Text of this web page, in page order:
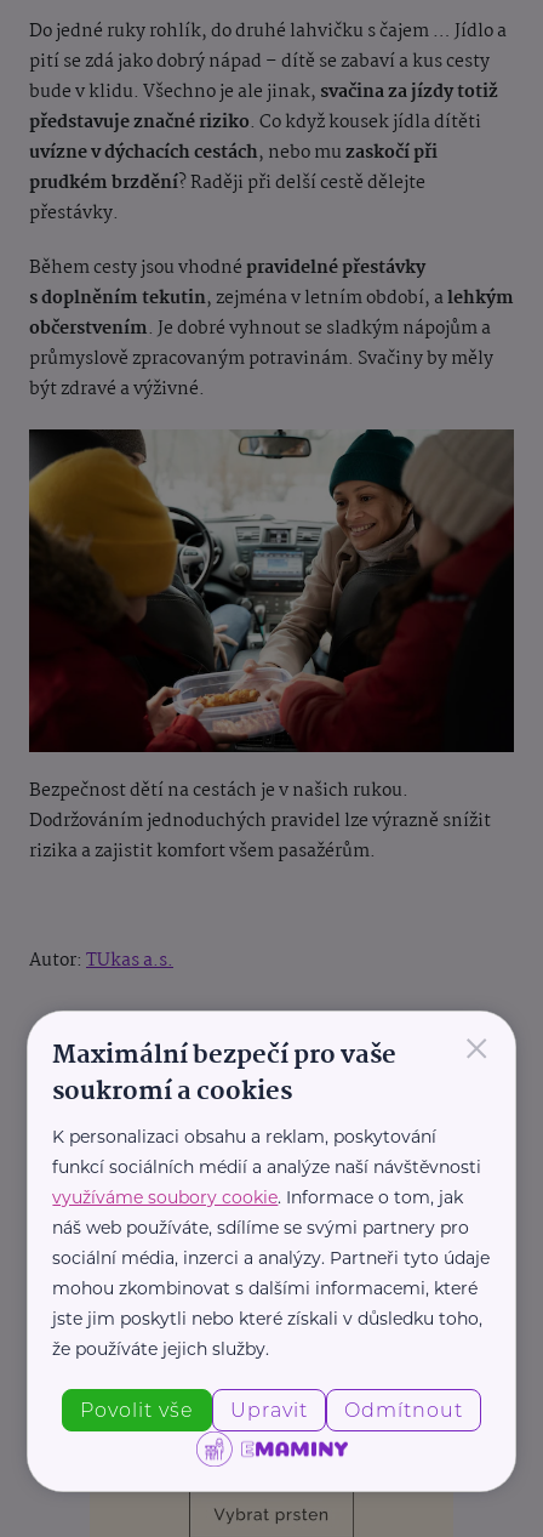
Do jedné ruky rohlík, do druhé lahvičku s čajem … Jídlo a
pití se zdá jako dobrý nápad – dítě se zabaví a kus cesty
bude v klidu. Všechno je ale jinak, svačina za jízdy totiž
představuje značné riziko. Co když kousek jídla dítěti
uvízne v dýchacích cestách, nebo muzaskočí při
prudkém brzdění? Raději při delší cestě dělejte
přestávky.
Během cesty jsou vhodné pravidelné přestávky
s doplněním tekutin, zejména v letním období, alehkým
občerstvením. Je dobré vyhnout se sladkým nápojům a
průmyslově zpracovaným potravinám. Svačiny by měly
být zdravé a výživné.
Bezpečnost dětí na cestách je v našich rukou.
Dodržováním jednoduchých pravidel lze výrazně snížit
rizika a zajistit komfort všem pasažérům.
Autor: TUkas a.s.
Akce, Tip Bezpečnost Cestování Děti Zdraví
×
Maximální bezpečí pro vaše
soukromí a cookies
K personalizaci obsahu a reklam, poskytování
funkcí sociálních médií a analýze naší návštěvnosti
využíváme soubory cookie. Informace o tom, jak
náš web používáte, sdílíme se svými partnery pro
sociální média, inzerci a analýzy. Partneři tyto údaje
mohou zkombinovat s dalšími informacemi, které
jste jim poskytli nebo které získali v důsledku toho,
že používáte jejich služby.
Povolit vše Upravit Odmítnout